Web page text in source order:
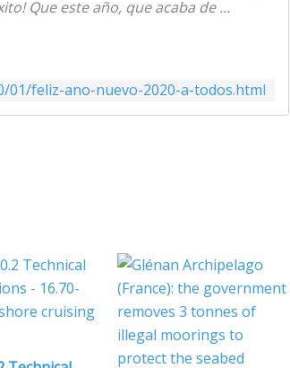
Que este año, que acaba de ...
01/feliz-ano-nuevo-2020-a-todos.html